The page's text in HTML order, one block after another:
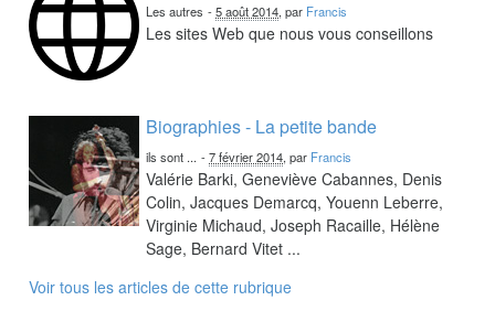
Les autres -5 août 2014, par Francis
Les sites Web que nous vous conseillons
Biographies - La petite bande
ils sont ... -7 février 2014, par Francis
Valérie Barki, Geneviève Cabannes, Denis
Colin, Jacques Demarcq, Youenn Leberre,
Virginie Michaud, Joseph Racaille, Hélène
Sage, Bernard Vitet ...
Voir tous les articles de cette rubrique